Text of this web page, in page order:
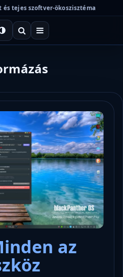
tejes szoftver-ökoszisztéma
az